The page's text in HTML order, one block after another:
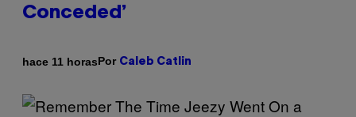
Conceded’
hace 11 horasPor Caleb Catlin